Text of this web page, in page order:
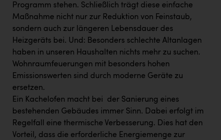
Programm stehen. Schließlich trägt diese einfache
Maßnahme nicht nur zur Reduktion von Feinstaub,
sondern auch zur längeren Lebensdauer des
Heizgeräts bei. Und: Besonders schlechte Altanlagen
haben in unseren Haushalten nichts mehr zu suchen.
Wohnraumfeuerungen mit besonders hohen
Emissionswerten sind durch moderne Geräte zu
ersetzen.
Ein Kachelofen macht bei der Sanierung eines
bestehenden Gebäudes immer Sinn. Dabei erfolgt im
Regelfall eine thermische Verbesserung. Dies hat den
Vorteil, dass die erforderliche Energiemenge zur